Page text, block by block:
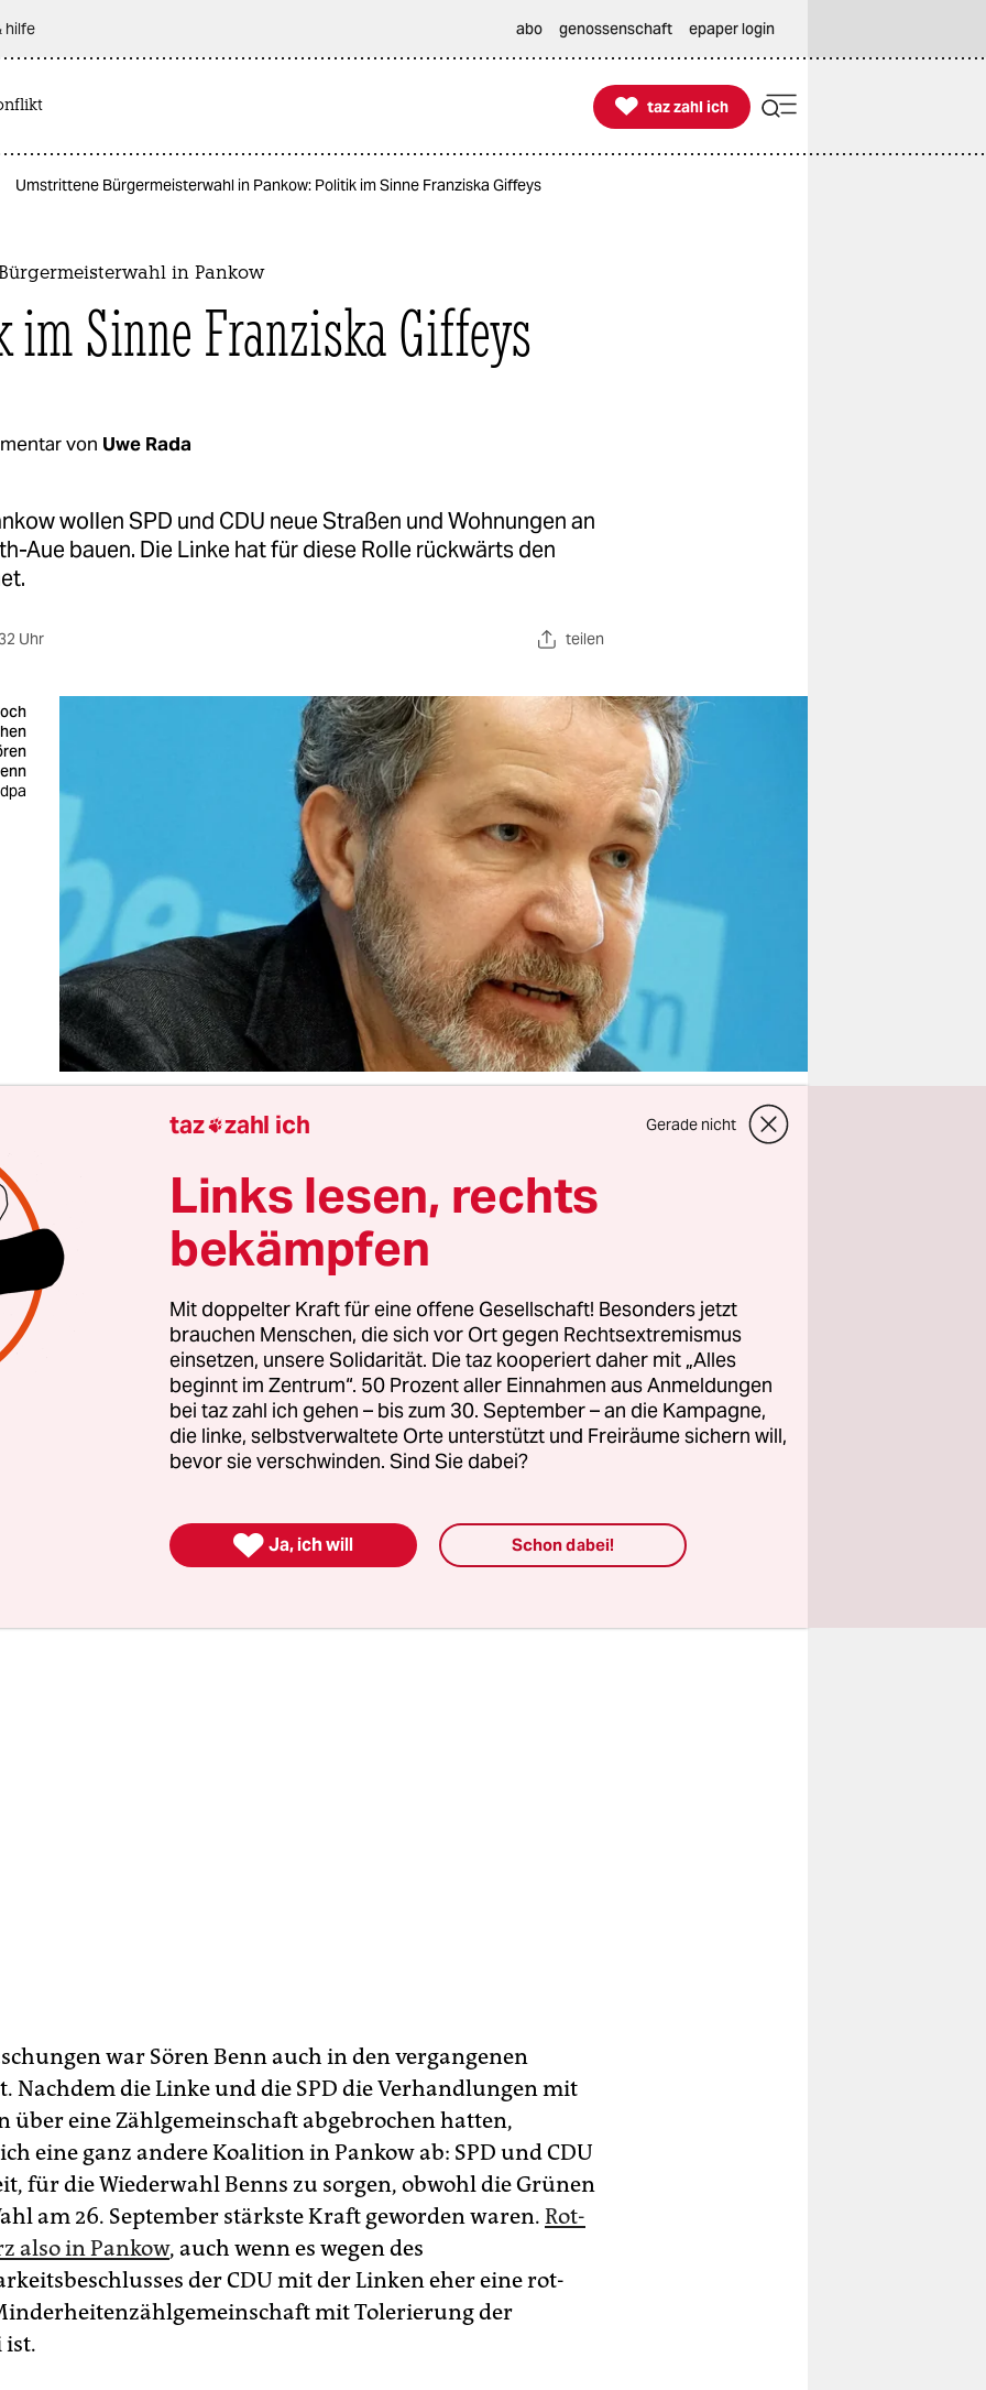
hilfe abo genossenschaft epaper login

taz zahl ich
taz zahl ich
Umstrittene Bürgermeisterwahl in Pankow: Politik im Sinne Franziska Giffeys
in Pankow
im Sinne Franziska Giffeys
von Uwe Rada
wollen SPD und CDU neue Straßen und Wohnungen an
Aue bauen. Die Linke hat für diese Rolle rückwärts den
Uhr teilen
Benn war schon immer für Überraschungen gut. Als
mit Hang zur „Bewahrung der Schöpfung“
er sich 2018 in einemlangen Interview
als ein Jahr als Bürgermeister im Amt. Ein ehemaliger
und Schaupieler im Rathaus Pankow: Das versprach
in der sonst eher tristen Kommunalpolitik.
die Linkspartei das Bürgermeisteramt in Berlins
Bezirk erobern konnte, war für Benn kein
Einmal, weil er die christliche Nächstenliebe auch in der
zu sein schien, wie er sagte: „Das Programm der
CDU ist: Wenn jeder für sich sorgt, ist für alle gesorgt. Das
war Sören Benn auch in den vergangenen
Nachdem die Linke und die SPD die Verhandlungen mit
über eine Zählgemeinschaft abgebrochen hatten,
eine ganz andere Koalition in Pankow ab: SPD und CDU
für die Wiederwahl Benns zu sorgen, obwohl die Grünen
am 26. September stärkste Kraft geworden waren. Rot-
also in Pankow, auch wenn es wegen des
der CDU mit der Linken eher eine rot-
mit Tolerierung der
ist.
taz zahl ich Gerade nicht
Links lesen, rechts
bekämpfen
Mit doppelter Kraft für eine offene Gesellschaft! Besonders jetzt
brauchen Menschen, die sich vor Ort gegen Rechtsextremismus
einsetzen, unsere Solidarität. Die taz kooperiert daher mit „Alles
beginnt im Zentrum“. 50 Prozent aller Einnahmen aus Anmeldungen
bei taz zahl ich gehen – bis zum 30. September – an die Kampagne,
die linke, selbstverwaltete Orte unterstützt und Freiräume sichern will,
bevor sie verschwinden. Sind Sie dabei?
 Ja, ich will Schon dabei!